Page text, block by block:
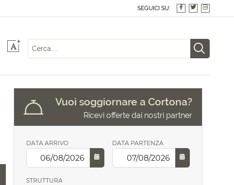
SEGUICI SU:
A+
Vuoi soggiornare a Cortona?
Ricevi offerte dai nostri partner
DATA ARRIVO DATA PARTENZA
STRUTTURA